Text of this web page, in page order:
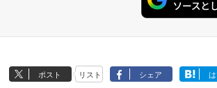
ポスト リスト シェア